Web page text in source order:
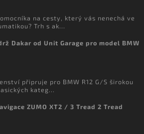
na cesty, který vás nenechá ve
Trh s ak...
Dakar od Unit Garage pro model BMW
připruje pro BMW R12 G/S širokou
kateg...
ZUMO XT2 / 3 Tread 2 Tread